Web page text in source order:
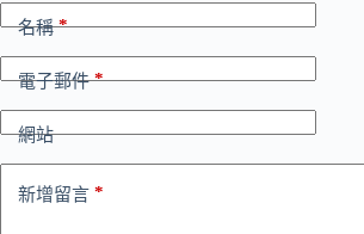
名稱*
電子郵件*
網站
新增留言 *